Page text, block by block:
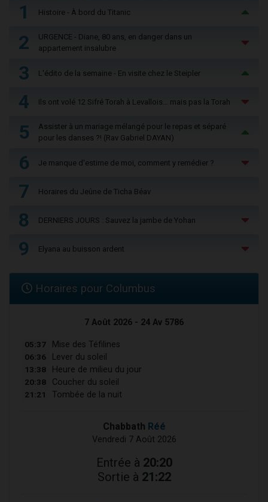
1 Histoire - À bord du Titanic
2
URGENCE - Diane, 80 ans, en danger dans un
appartement insalubre
3 L'édito de la semaine - En visite chez le Steipler
4 Ils ont volé 12 Sifré Torah à Levallois… mais pas la Torah
5
Assister à un mariage mélangé pour le repas et séparé
pour les danses ?! (Rav Gabriel DAYAN)
6 Je manque d'estime de moi, comment y remédier ?
7 Horaires du Jeûne de Ticha Béav
8 DERNIERS JOURS : Sauvez la jambe de Yohan
9 Elyana au buisson ardent
Horaires pour Columbus
7 Août 2026 - 24 Av 5786
05:37 Mise des Téfilines
06:36 Lever du soleil
13:38 Heure de milieu du jour
20:38 Coucher du soleil
21:21 Tombée de la nuit
Chabbath Réé
Vendredi 7 Août 2026
Entrée à 20:20
Sortie à 21:22